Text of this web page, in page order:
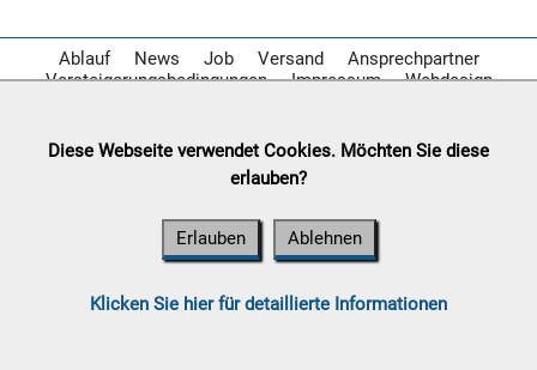
Ablauf News Job Versand
Ansprechpartner
Versteigerungsbedingungen
Impressum Webdesign
Diese Webseite verwendet Cookies. Möchten Sie diese
erlauben?
Erlauben Ablehnen
Klicken Sie hier für detaillierte Informationen